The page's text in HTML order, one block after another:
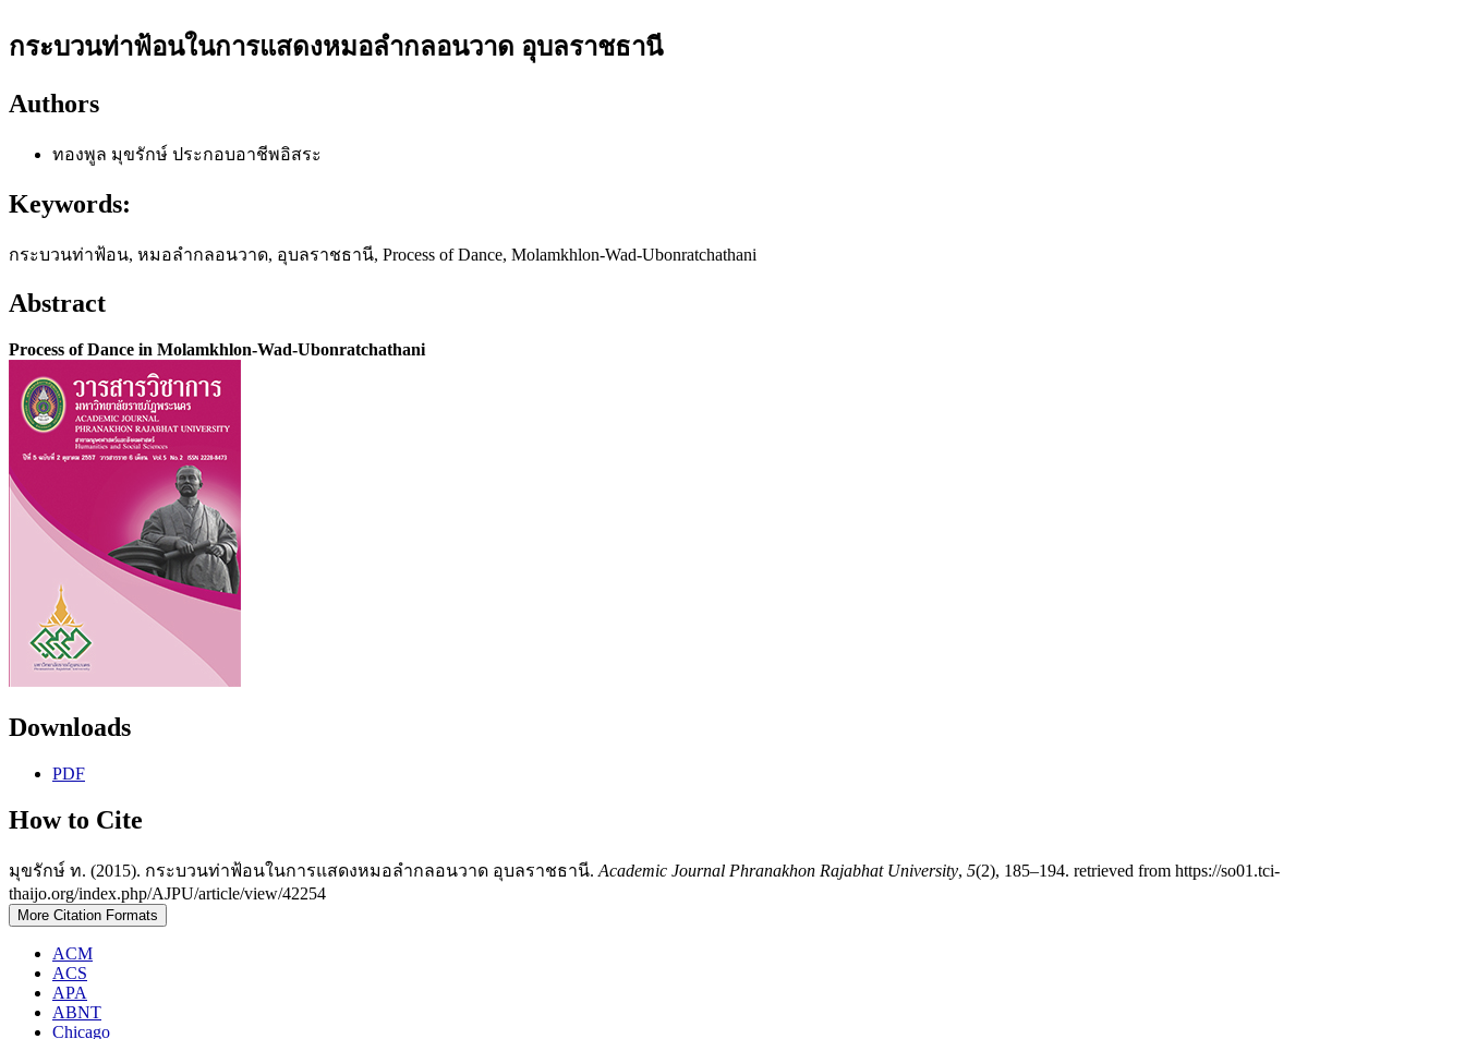
กระบวนท่าฟ้อนในการแสดงหมอลำกลอนวาด อุบลราชธานี
Authors
ทองพูล มุขรักษ์ ประกอบอาชีพอิสระ
Keywords:
กระบวนท่าฟ้อน, หมอลำกลอนวาด, อุบลราชธานี, Process of Dance, Molamkhlon-Wad-Ubonratchathani
Abstract
Process of Dance in Molamkhlon-Wad-Ubonratchathani
Downloads
PDF
How to Cite
มุขรักษ์ ท. (2015). กระบวนท่าฟ้อนในการแสดงหมอลำกลอนวาด อุบลราชธานี. Academic Journal Phranakhon Rajabhat University, 5(2), 185–194. retrieved from https://so01.tci-
thaijo.org/index.php/AJPU/article/view/42254
More Citation Formats
ACM
ACS
APA
ABNT
Chicago